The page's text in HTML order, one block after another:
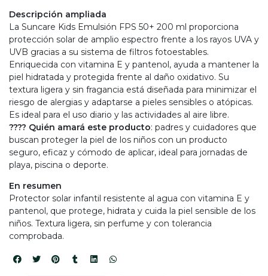
Descripción ampliada
La Suncare Kids Emulsión FPS 50+ 200 ml proporciona
protección solar de amplio espectro frente a los rayos UVA y
UVB gracias a su sistema de filtros fotoestables.
Enriquecida con vitamina E y pantenol, ayuda a mantener la
piel hidratada y protegida frente al daño oxidativo. Su
textura ligera y sin fragancia está diseñada para minimizar el
riesgo de alergias y adaptarse a pieles sensibles o atópicas.
Es ideal para el uso diario y las actividades al aire libre.
???? Quién amará este producto: padres y cuidadores que
buscan proteger la piel de los niños con un producto
seguro, eficaz y cómodo de aplicar, ideal para jornadas de
playa, piscina o deporte.
En resumen
Protector solar infantil resistente al agua con vitamina E y
pantenol, que protege, hidrata y cuida la piel sensible de los
niños. Textura ligera, sin perfume y con tolerancia
comprobada.